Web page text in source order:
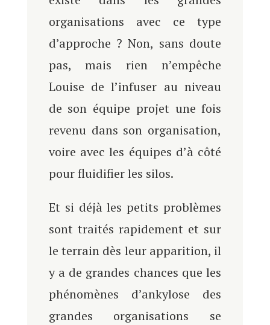
organisations avec ce type
d’approche ? Non, sans doute
pas, mais rien n’empêche
Louise de l’infuser au niveau
de son équipe projet une fois
revenu dans son organisation,
voire avec les équipes d’à côté
pour fluidifier les silos.
Et si déjà les petits problèmes
sont traités rapidement et sur
le terrain dès leur apparition, il
y a de grandes chances que les
phénomènes d’ankylose des
grandes organisations se